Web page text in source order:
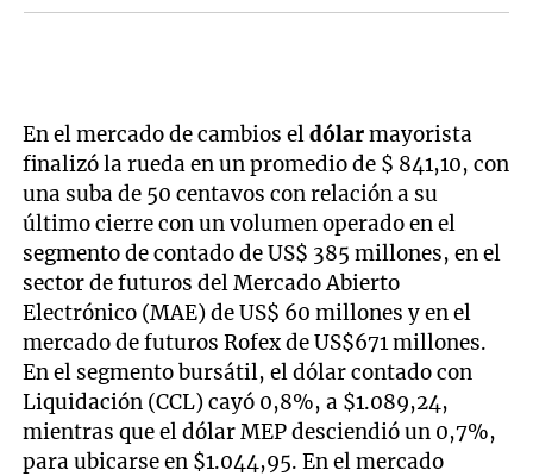
En el mercado de cambios eldólarmayorista
finalizó la rueda en un promedio de $ 841,10, con
una suba de 50 centavos con relación a su
último cierre con un volumen operado en el
segmento de contado de US$ 385 millones, en el
sector de futuros del Mercado Abierto
Electrónico (MAE) de US$ 60 millones y en el
mercado de futuros Rofex de US$671 millones.
En el segmento bursátil, el dólar contado con
Liquidación (CCL) cayó 0,8%, a $1.089,24,
mientras que el dólar MEP desciendió un 0,7%,
para ubicarse en $1.044,95. En el mercado